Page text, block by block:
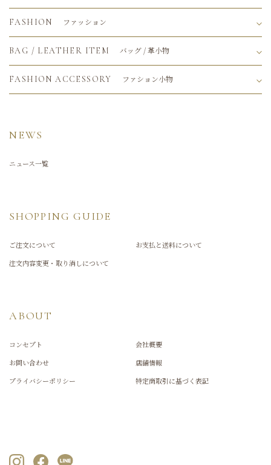
FASHION ファッション
BAG / LEATHER ITEM バッグ / 革小物
FASHION ACCESSORY ファション小物
NEWS
ニュース一覧
SHOPPING GUIDE
ご注文について
お支払と送料について
注文内容変更・取り消しについて
ABOUT
コンセプト
会社概要
お問い合わせ
店舗情報
プライバシーポリシー
特定商取引に基づく表記